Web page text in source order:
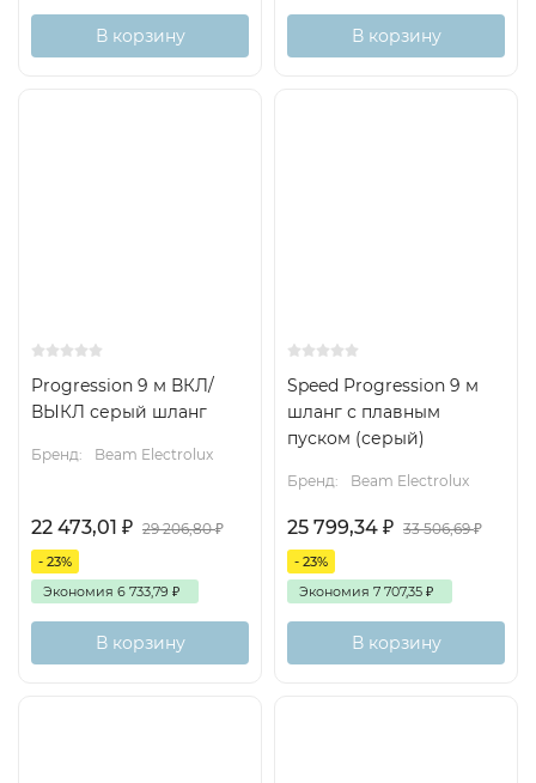
В корзину В корзину
Progression 9 м ВКЛ/
ВЫКЛ серый шланг
Бренд: Beam Electrolux
22 473,01 ₽ 29 206,80₽
- 23%
Экономия 6 733,79 ₽
В корзину
Speed Progression 9 м
шланг с плавным
пуском (серый)
Бренд: Beam Electrolux
25 799,34 ₽ 33 506,69₽
- 23%
Экономия 7 707,35 ₽
В корзину